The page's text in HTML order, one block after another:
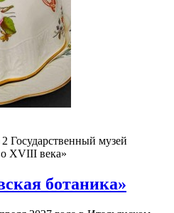
Государственный музей
XVIII века»
ботаника»